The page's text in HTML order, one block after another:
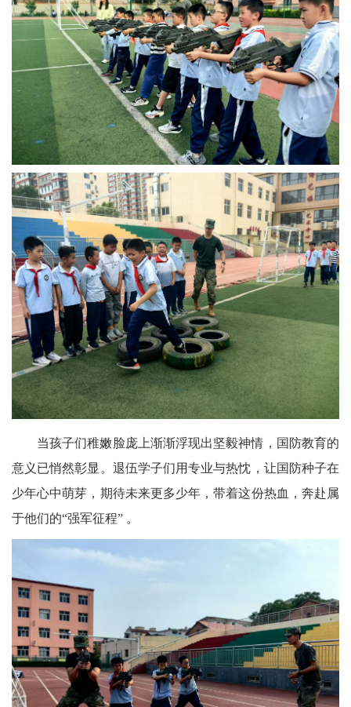
当孩子们稚嫩脸庞上渐渐浮现出坚毅神情，国防教育的
意义已悄然彰显。退伍学子们用专业与热忱，让国防种子在
少年心中萌芽，期待未来更多少年，带着这份热血，奔赴属
于他们的“强军征程” 。